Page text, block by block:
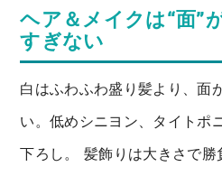
ヘア＆メイクは“面”
すぎない
白はふわふわ盛り髪より、面
い。低めシニヨン、タイトポ
下ろし。 髪飾りは大きさで